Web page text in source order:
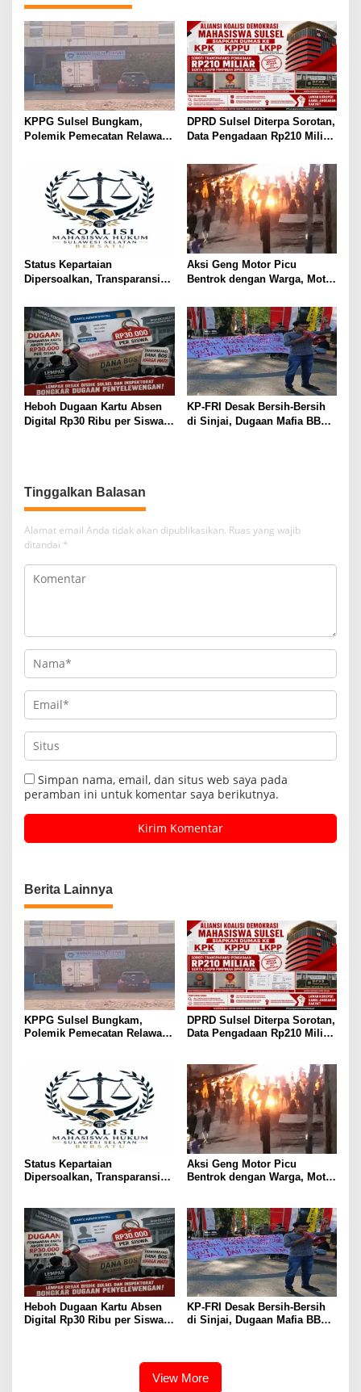
KPPG Sulsel Bungkam,
Polemik Pemecatan Relawan
DPRD Sulsel Diterpa Sorotan,
Data Pengadaan Rp210 Miliar
LKPP
Status Kepartaian
Dipersoalkan, Transparansi
Jadi Sorotan
Aksi Geng Motor Picu
Bentrok dengan Warga, Motor
Heboh Dugaan Kartu Absen
Digital Rp30 Ribu per Siswa,
KP-FRI Desak Bersih-Bersih
di Sinjai, Dugaan Mafia BBM
Tinggalkan Balasan
Alamat email Anda tidak akan dipublikasikan. Ruas yang wajib
ditandai *
Simpan nama, email, dan situs web saya pada
peramban ini untuk komentar saya berikutnya.
Berita Lainnya
KPPG Sulsel Bungkam,
Polemik Pemecatan Relawan
DPRD Sulsel Diterpa Sorotan,
Data Pengadaan Rp210 Miliar
Status Kepartaian
Dipersoalkan, Transparansi
Aksi Geng Motor Picu
Bentrok dengan Warga, Motor
Heboh Dugaan Kartu Absen
Digital Rp30 Ribu per Siswa,
KP-FRI Desak Bersih-Bersih
di Sinjai, Dugaan Mafia BBM
View More